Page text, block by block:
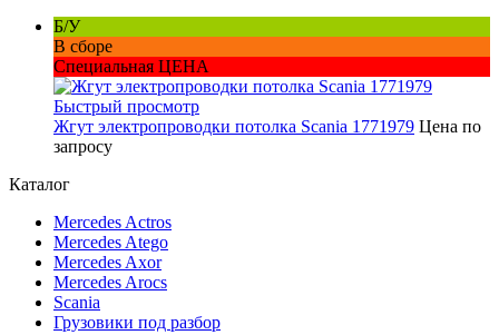
Б/У
В сборе
Специальная ЦЕНА
Быстрый просмотр
Жгут электропроводки потолка Scania 1771979 Цена по
запросу
Каталог
Mercedes Actros
Mercedes Atego
Mercedes Axor
Mercedes Arocs
Scania
Грузовики под разбор